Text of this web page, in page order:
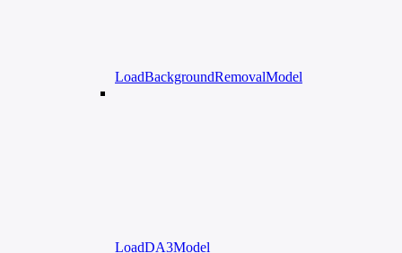
LoadBackgroundRemovalModel
LoadDA3Model